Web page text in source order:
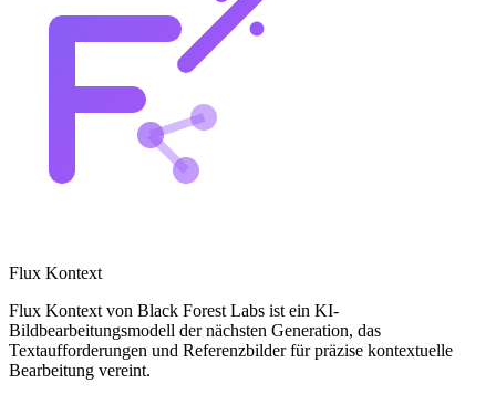
Flux Kontext
Flux Kontext von Black Forest Labs ist ein KI-
Bildbearbeitungsmodell der nächsten Generation, das
Textaufforderungen und Referenzbilder für präzise kontextuelle
Bearbeitung vereint.